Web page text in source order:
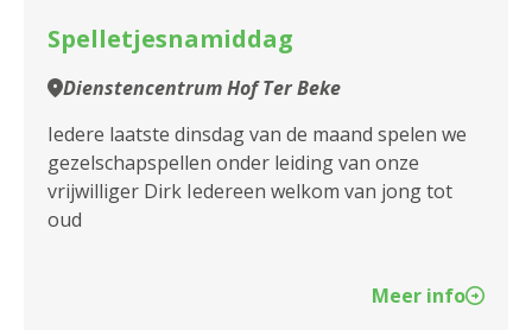
Spelletjesnamiddag
Dienstencentrum Hof Ter Beke
Iedere laatste dinsdag van de maand spelen we
gezelschapspellen onder leiding van onze
vrijwilliger Dirk Iedereen welkom van jong tot
oud
Meer info